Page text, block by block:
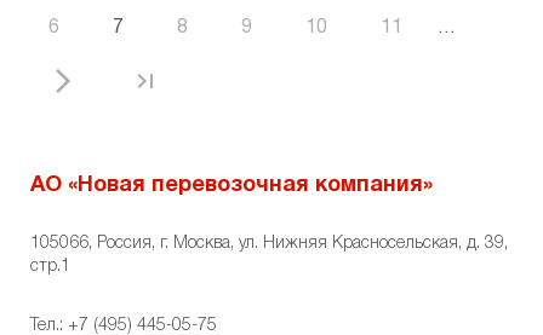
6 7 8 9 10 …
arrow_forward_ios last_page
АО «Новая перевозочная компания»
105066, Россия, г. Москва, ул. Нижняя Красносельская, д. 39,
стр.1
Тел.: +7 (495) 445-05-75